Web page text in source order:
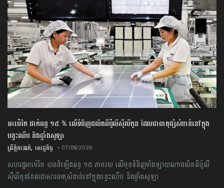
អាម៉េរិក ដាក់ពន្ធ ១៥ % លើទំនិញផលិតពីប៉ូលីស៊ីលីកូន ដែលជាធាតុផ្សំសំខាន់នៅក្នុង
បន្ទះឈីប និងផ្ទាំងសូឡា
ព្រឹត្តិការណ៍, សេដ្ឋកិច្ច • 07/08/2026
សហរដ្ឋអាម៉េរិក បានដំឡើងពន្ធ ១៥ ភាគរយ លើមុខទំនិញទាំងឡាយណាផលិតពីប៉ូលី
ស៊ីលីកូនដែលជាសារធាតុសំខាន់នៅក្នុងបន្ទះឈីប និងផ្ទាំងសូឡា